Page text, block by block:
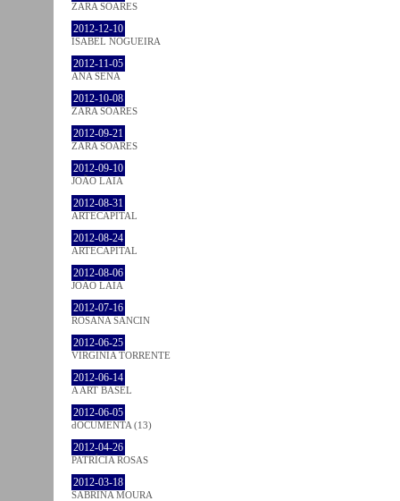
ZARA SOARES
2012-12-10
ISABEL NOGUEIRA
2012-11-05
ANA SENA
2012-10-08
ZARA SOARES
2012-09-21
ZARA SOARES
2012-09-10
JOÃO LAIA
2012-08-31
ARTECAPITAL
2012-08-24
ARTECAPITAL
2012-08-06
JOÃO LAIA
2012-07-16
ROSANA SANCIN
2012-06-25
VIRGINIA TORRENTE
2012-06-14
A ART BASEL
2012-06-05
dOCUMENTA (13)
2012-04-26
PATRÍCIA ROSAS
2012-03-18
SABRINA MOURA